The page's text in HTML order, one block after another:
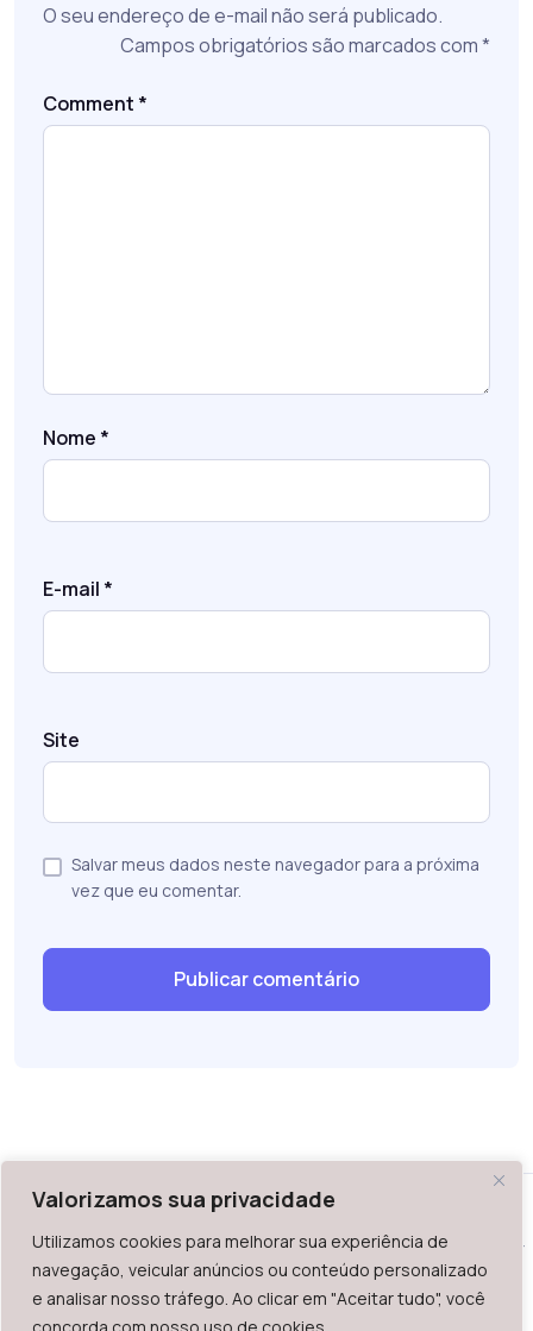
Valorizamos sua privacidade
Utilizamos cookies para melhorar sua experiência de
navegação, veicular anúncios ou conteúdo personalizado
e analisar nosso tráfego. Ao clicar em "Aceitar tudo", você
O seu endereço de e-mail não será publicado.
Campos obrigatórios são marcados com*
Comment *
Nome *
E-mail *
Site
Salvar meus dados neste navegador para a próxima
vez que eu comentar.
WAZ - Av. do Contorno 2939, lojas 1 a 7, Belo Horizonte, MG -
Brasil. CEP: 30.110-013
Telefone: +55 (31) 2126-6666 | CNPJ: 06.036.939/0001-92